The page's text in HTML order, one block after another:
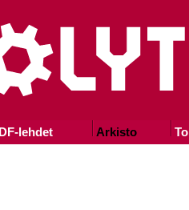
lehdet Arkisto